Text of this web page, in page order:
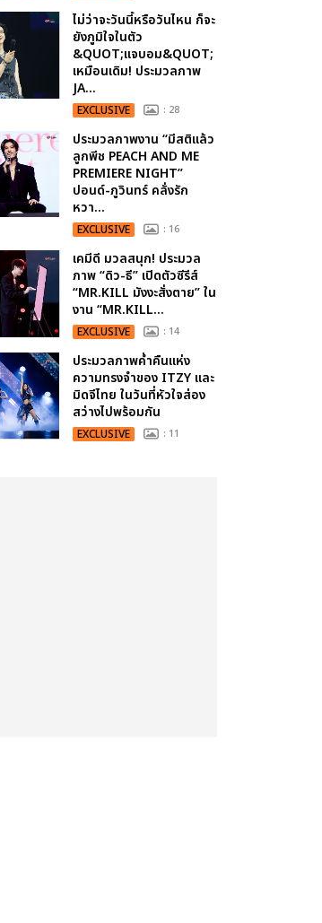
ไม่ว่าจะวันนี้หรือวันไหน ก็จะ
ยังภูมิใจในตัว
&QUOT;แจบอม&QUOT;
เหมือนเดิม! ประมวลภาพ
JA...
EXCLUSIVE : 28
ประมวลภาพงาน “มีสติแล้ว
ลูกพีช PEACH AND ME
PREMIERE NIGHT”
ปอนด์-ภูวินทร์ คลั่งรัก
หวา...
EXCLUSIVE : 16
เคมีดี มวลสนุก! ประมวล
ภาพ “ดิว-ธี” เปิดตัวซีรีส์
“MR.KILL มังงะสั่งตาย” ใน
งาน “MR.KILL...
EXCLUSIVE : 14
ประมวลภาพค่ำคืนแห่ง
ความทรงจำของ ITZY และ
มิดจีไทย ในวันที่หัวใจส่อง
สว่างไปพร้อมกัน
EXCLUSIVE : 11